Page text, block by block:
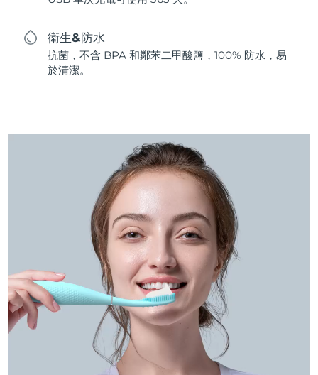
衛生&防水
抗菌，不含 BPA 和鄰苯二甲酸鹽，100% 防水，易
於清潔。